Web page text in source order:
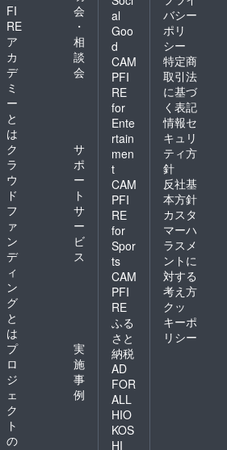
FI
RE
ア
カ
デ
ミ
ー
と
は
会
・
相
談
会
ク
ラ
ウ
ド
フ
ァ
ン
デ
ィ
ン
グ
と
は
サ
ポ
ー
ト
サ
ー
ビ
ス
プ
ロ
ジ
ェ
ク
ト
の
実
施
事
例
al
Goo
d
CAM
PFI
RE
for
Ente
rtain
men
t
CAM
PFI
RE
for
Spor
ts
CAM
PFI
RE
ふる
さと
納税
AD
FOR
ALL
HIO
KOS
HI
バシー
ポリ
シー
特定商
取引法
に基づ
く表記
情報セ
キュリ
ティ方
針
反社基
本方針
カスタ
マーハ
ラスメ
ントに
対する
考え方
クッ
キーポ
リシー